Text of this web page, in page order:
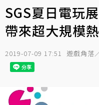
SGS夏日電玩
帶來超大規模
2019-07-09 17:51 遊戲角落